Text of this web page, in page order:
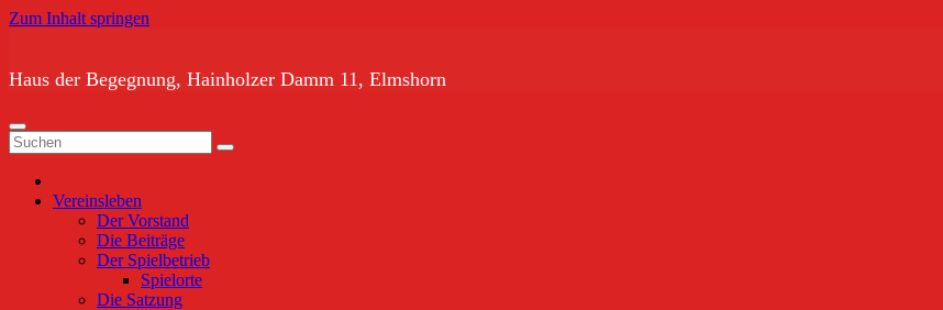
Zum Inhalt springen
Haus der Begegnung, Hainholzer Damm 11, Elmshorn
Vereinsleben
Der Vorstand
Die Beiträge
Der Spielbetrieb
Spielorte
Die Satzung